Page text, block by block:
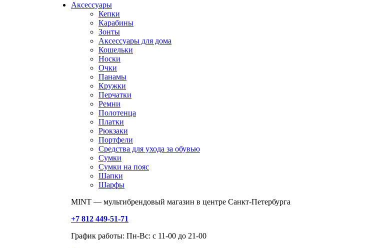
Аксессуары
Кепки
Карабины
Зонты
Аксессуары для дома
Кошельки
Носки
Очки
Панамы
Кружки
Перчатки
Ремни
Полотенца
Платки
Рюкзаки
Портфели
Средства для ухода за обувью
Сумки
Сумки на пояс
Шапки
Шарфы
MINT — мультибрендовый магазин в центре Санкт-Петербурга
+7 812 449-51-71
График работы: Пн-Вс: с 11-00 до 21-00